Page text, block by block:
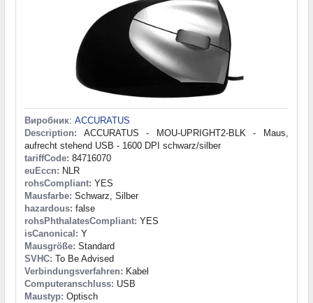
Виробник: ACCURATUS
Description: ACCURATUS - MOU-UPRIGHT2-BLK - Maus,
aufrecht stehend USB - 1600 DPI schwarz/silber
tariffCode: 84716070
euEccn: NLR
rohsCompliant: YES
Mausfarbe: Schwarz, Silber
hazardous: false
rohsPhthalatesCompliant: YES
isCanonical: Y
Mausgröße: Standard
SVHC: To Be Advised
Verbindungsverfahren: Kabel
Computeranschluss: USB
Maustyp: Optisch